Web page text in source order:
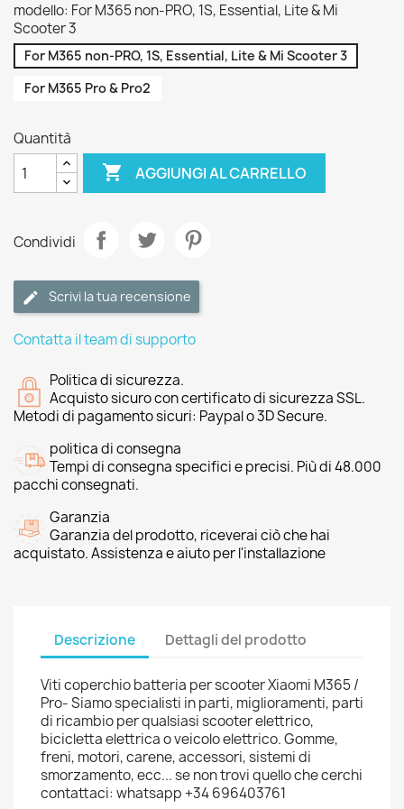
modello: For M365 non-PRO, 1S, Essential, Lite & Mi
Scooter 3
For M365 non-PRO, 1S, Essential, Lite & Mi Scooter 3
For M365 Pro & Pro2
Quantità
 AGGIUNGI AL CARRELLO
Condividi
Scrivi la tua recensione
Contatta il team di supporto
Politica di sicurezza.
Acquisto sicuro con certificato di sicurezza SSL.
Metodi di pagamento sicuri: Paypal o 3D Secure.
politica di consegna
Tempi di consegna specifici e precisi. Più di 48.000
pacchi consegnati.
Garanzia
Garanzia del prodotto, riceverai ciò che hai
acquistato. Assistenza e aiuto per l'installazione
Descrizione Dettagli del prodotto
Viti coperchio batteria per scooter Xiaomi M365 /
Pro- Siamo specialisti in parti, miglioramenti, parti
di ricambio per qualsiasi scooter elettrico,
bicicletta elettrica o veicolo elettrico. Gomme,
freni, motori, carene, accessori, sistemi di
smorzamento, ecc... se non trovi quello che cerchi
contattaci: whatsapp +34 696403761